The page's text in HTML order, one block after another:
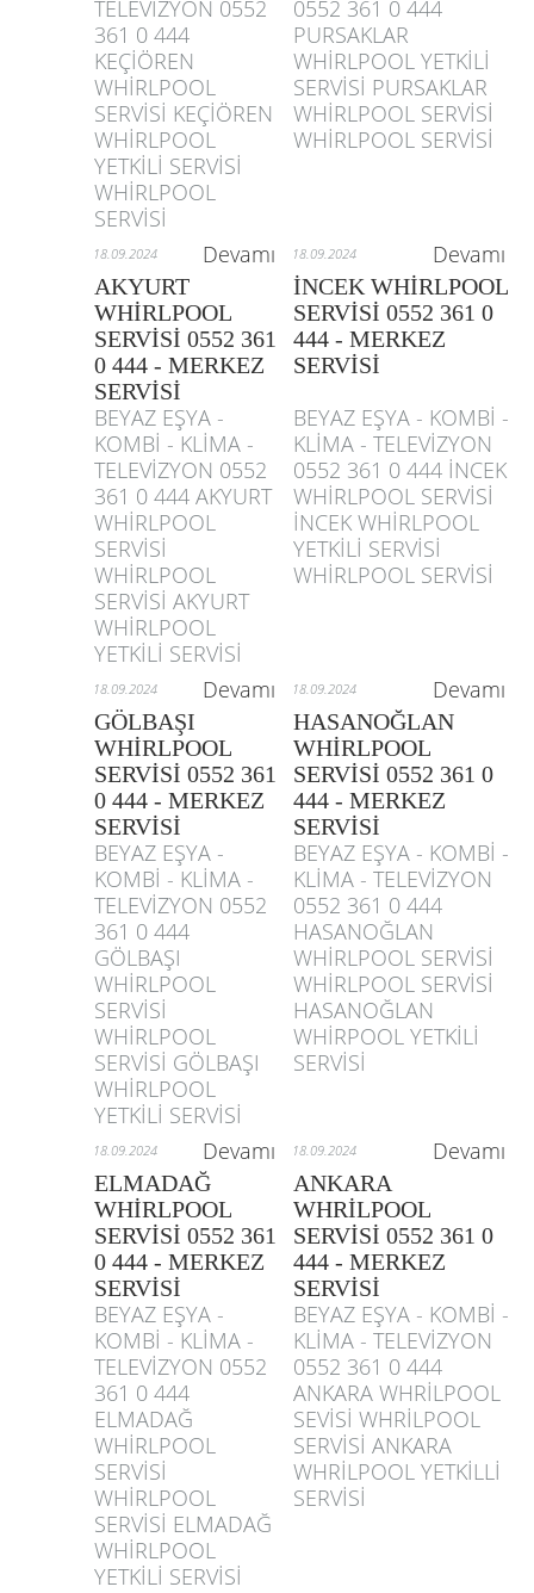
TELEVİZYON 0552
361 0 444
KEÇİÖREN
WHİRLPOOL
SERVİSİ KEÇİÖREN
WHİRLPOOL
YETKİLİ SERVİSİ
WHİRLPOOL
SERVİSİ
0552 361 0 444
PURSAKLAR
WHİRLPOOL YETKİLİ
SERVİSİ PURSAKLAR
WHİRLPOOL SERVİSİ
WHİRLPOOL SERVİSİ
18.09.2024 Devamı 18.09.2024 Devamı
AKYURT
WHİRLPOOL
SERVİSİ 0552 361
0 444 - MERKEZ
SERVİSİ
İNCEK WHİRLPOOL
SERVİSİ 0552 361 0
444 - MERKEZ
SERVİSİ
BEYAZ EŞYA -
KOMBİ - KLİMA -
TELEVİZYON 0552
361 0 444 AKYURT
WHİRLPOOL
SERVİSİ
WHİRLPOOL
SERVİSİ AKYURT
WHİRLPOOL
YETKİLİ SERVİSİ
BEYAZ EŞYA - KOMBİ -
KLİMA - TELEVİZYON
0552 361 0 444 İNCEK
WHİRLPOOL SERVİSİ
İNCEK WHİRLPOOL
YETKİLİ SERVİSİ
WHİRLPOOL SERVİSİ
18.09.2024 Devamı 18.09.2024 Devamı
GÖLBAŞI
WHİRLPOOL
SERVİSİ 0552 361
0 444 - MERKEZ
SERVİSİ
HASANOĞLAN
WHİRLPOOL
SERVİSİ 0552 361 0
444 - MERKEZ
SERVİSİ
BEYAZ EŞYA -
KOMBİ - KLİMA -
TELEVİZYON 0552
361 0 444
GÖLBAŞI
WHİRLPOOL
SERVİSİ
WHİRLPOOL
SERVİSİ GÖLBAŞI
WHİRLPOOL
YETKİLİ SERVİSİ
BEYAZ EŞYA - KOMBİ -
KLİMA - TELEVİZYON
0552 361 0 444
HASANOĞLAN
WHİRLPOOL SERVİSİ
WHİRLPOOL SERVİSİ
HASANOĞLAN
WHİRPOOL YETKİLİ
SERVİSİ
18.09.2024 Devamı 18.09.2024 Devamı
ELMADAĞ
WHİRLPOOL
SERVİSİ 0552 361
0 444 - MERKEZ
SERVİSİ
ANKARA
WHRİLPOOL
SERVİSİ 0552 361 0
444 - MERKEZ
SERVİSİ
BEYAZ EŞYA -
KOMBİ - KLİMA -
TELEVİZYON 0552
361 0 444
ELMADAĞ
WHİRLPOOL
SERVİSİ
WHİRLPOOL
SERVİSİ ELMADAĞ
WHİRLPOOL
YETKİLİ SERVİSİ
BEYAZ EŞYA - KOMBİ -
KLİMA - TELEVİZYON
0552 361 0 444
ANKARA WHRİLPOOL
SEVİSİ WHRİLPOOL
SERVİSİ ANKARA
WHRİLPOOL YETKİLLİ
SERVİSİ